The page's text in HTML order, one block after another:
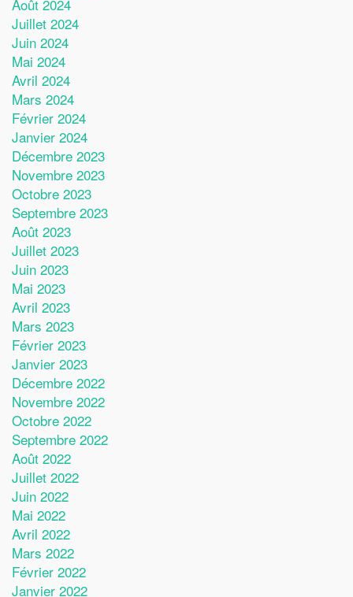
Août 2024
Juillet 2024
Juin 2024
Mai 2024
Avril 2024
Mars 2024
Février 2024
Janvier 2024
Décembre 2023
Novembre 2023
Octobre 2023
Septembre 2023
Août 2023
Juillet 2023
Juin 2023
Mai 2023
Avril 2023
Mars 2023
Février 2023
Janvier 2023
Décembre 2022
Novembre 2022
Octobre 2022
Septembre 2022
Août 2022
Juillet 2022
Juin 2022
Mai 2022
Avril 2022
Mars 2022
Février 2022
Janvier 2022